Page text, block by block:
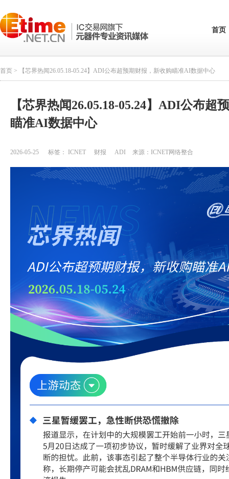
首页
首页 > 【芯界热闻26.05.18-05.24】ADI公布超预期财报，新收购瞄准AI数据中心
【芯界热闻26.05.18-05.24】ADI公布超
瞄准AI数据中心
2026-05-25 标签： ICNET 财报 ADI 来源： ICNET网络整合